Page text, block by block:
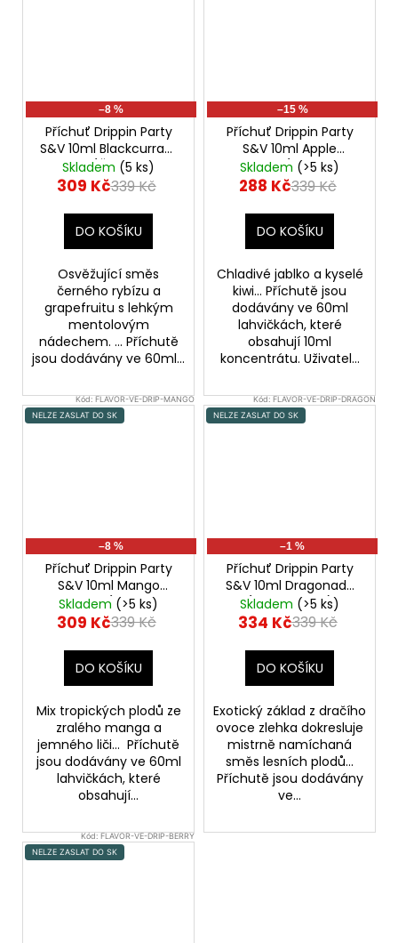
–8 %
Příchuť Drippin Party
S&V 10ml Blackcurrant
Icy Blast (Černý rybíz a
grapefruit)
Skladem (5 ks)
309 Kč339 Kč
DO KOŠÍKU
Osvěžující směs
černého rybízu a
grapefruitu s lehkým
mentolovým
nádechem. ... Příchutě
jsou dodávány ve 60ml...
–15 %
Příchuť Drippin Party
S&V 10ml Apple
Maniac (Chladivé
jablko a kyselé kiwi)
Skladem (>5 ks)
288 Kč339 Kč
DO KOŠÍKU
Chladivé jablko a kyselé
kiwi... Příchutě jsou
dodávány ve 60ml
lahvičkách, které
obsahují 10ml
koncentrátu. Uživatel...
Kód: FLAVOR-VE-DRIP-MANGO
NELZE ZASLAT DO SK
–8 %
Příchuť Drippin Party
S&V 10ml Mango
Lychious (Chladivé
mango a liči)
Skladem (>5 ks)
309 Kč339 Kč
DO KOŠÍKU
Mix tropických plodů ze
zralého manga a
jemného liči... Příchutě
jsou dodávány ve 60ml
lahvičkách, které
obsahují...
Kód: FLAVOR-VE-DRIP-DRAGON
NELZE ZASLAT DO SK
–1 %
Příchuť Drippin Party
S&V 10ml Dragonade
(Dračí ovoce)
Skladem (>5 ks)
334 Kč339 Kč
DO KOŠÍKU
Exotický základ z dračího
ovoce zlehka dokresluje
mistrně namíchaná
směs lesních plodů...
Příchutě jsou dodávány
ve...
Kód:FLAVOR-VE-DRIP-BERRY
NELZE ZASLAT DO SK